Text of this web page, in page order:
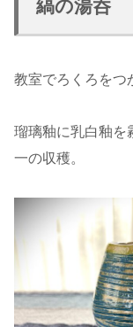
縞の湯呑
教室でろくろをつ
瑠璃釉に乳白釉を
一の収穫。